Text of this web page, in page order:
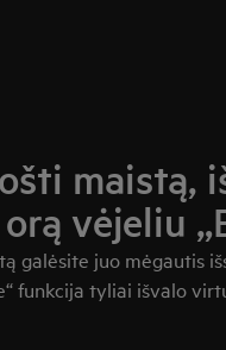
maistą,
vėjeliu
galėsite juo mėgautis
funkcija tyliai išvalo